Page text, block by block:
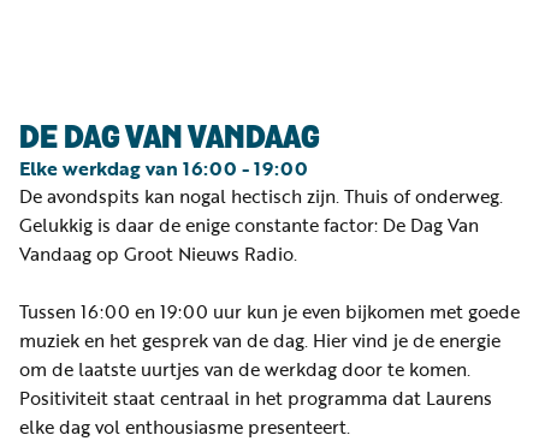
DE DAG VAN VANDAAG
Elke werkdagvan 16:00 - 19:00
De avondspits kan nogal hectisch zijn. Thuis of onderweg.
Gelukkig is daar de enige constante factor: De Dag Van
Vandaag op Groot Nieuws Radio.
Tussen 16:00 en 19:00 uur kun je even bijkomen met goede
muziek en het gesprek van de dag. Hier vind je de energie
om de laatste uurtjes van de werkdag door te komen.
Positiviteit staat centraal in het programma dat Laurens
elke dag vol enthousiasme presenteert.
Podcasts
Muziek
Artikelen
Kanalen
Steun
onze
missie